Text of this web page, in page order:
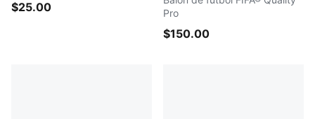
$25.00
Pro
$150.00